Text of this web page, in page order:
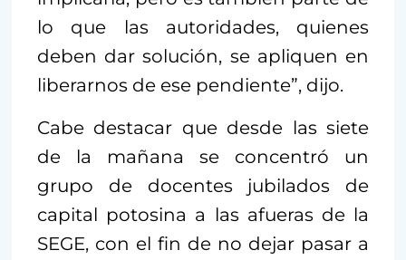
lo que las autoridades, quienes
deben dar solución, se apliquen en
liberarnos de ese pendiente”, dijo.
Cabe destacar que desde las siete
de la mañana se concentró un
grupo de docentes jubilados de
capital potosina a las afueras de la
SEGE, con el fin de no dejar pasar a